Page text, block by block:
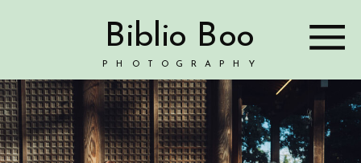
PHOTOGRAPHY
Biblio Boo